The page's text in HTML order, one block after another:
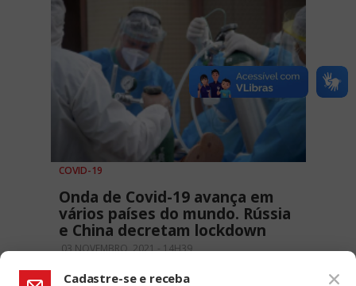
COVID-19
Onda de Covid-19 avança em
vários países do mundo. Rússia
e China decretam lockdown
03 NOVEMBRO, 2021 - 14H39
Cadastre-se e receba